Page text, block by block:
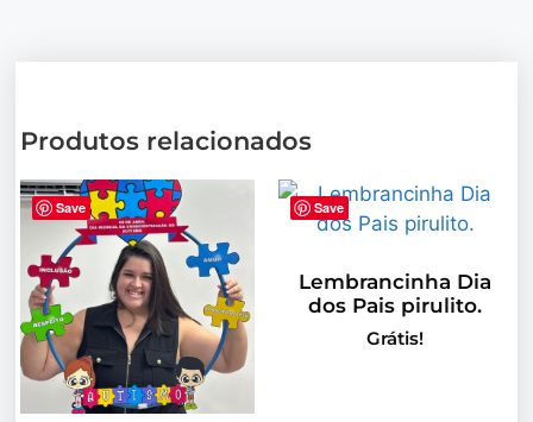
Produtos relacionados
Save Save
Lembrancinha Dia
dos Pais pirulito.
Grátis!